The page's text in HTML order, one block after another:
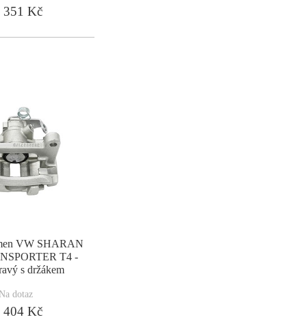
351 Kč
VW SHARAN
T4 -
s držákem
Na dotaz
404 Kč